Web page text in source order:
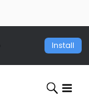
Install